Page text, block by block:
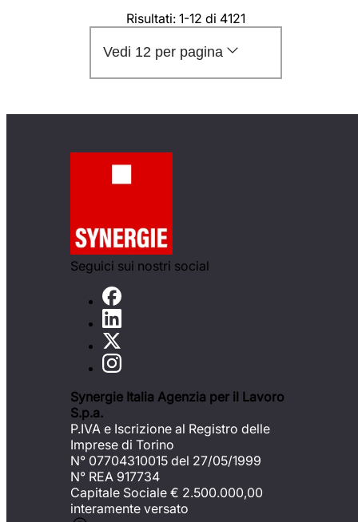
Risultati: 1-12 di 4121
Vedi 12 per pagina
Seguici sui nostri social
Synergie Italia Agenzia per il Lavoro
S.p.a.
P.IVA e Iscrizione al Registro delle
Imprese di Torino
N° 07704310015 del 27/05/1999
N° REA 917734
Capitale Sociale € 2.500.000,00
interamente versato